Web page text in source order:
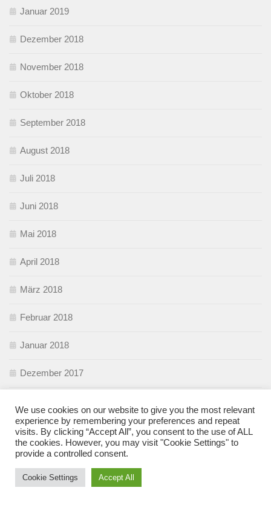
Januar 2019
Dezember 2018
November 2018
Oktober 2018
September 2018
August 2018
Juli 2018
Juni 2018
Mai 2018
April 2018
März 2018
Februar 2018
Januar 2018
Dezember 2017
Oktober 2017
September 2017
We use cookies on our website to give you the most relevant
experience by remembering your preferences and repeat
visits. By clicking “Accept All”, you consent to the use of ALL
the cookies. However, you may visit "Cookie Settings" to
provide a controlled consent.
Cookie Settings Accept All